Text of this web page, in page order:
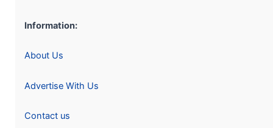
Information:
About Us
Advertise With Us
Contact us